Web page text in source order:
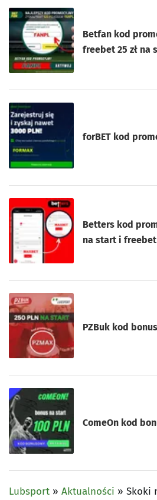
Betfan kod
freebet 25 zł na
forBET kod
Betters kod
na start i
PZBuk kod
ComeOn kod
Lubsport » Aktualności » Skoki